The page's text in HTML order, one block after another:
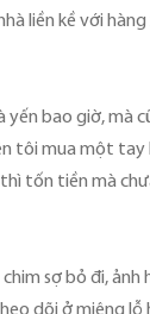
liền kề với
bao giờ, mà
tôi mua một
tốn tiền mà
sợ bỏ đi,
dõi ở miệng